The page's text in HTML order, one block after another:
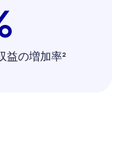
益の増加率²